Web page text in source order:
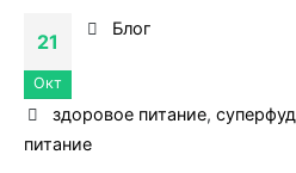
21
Окт
Блог
здоровое питание,суперфуд
питание